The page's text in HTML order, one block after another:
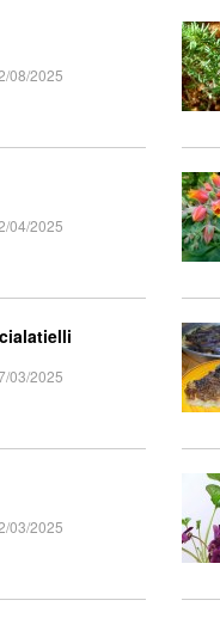
08/2025
04/2025
03/2025
03/2025